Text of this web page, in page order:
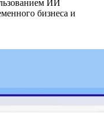
ИИ
бизнеса и